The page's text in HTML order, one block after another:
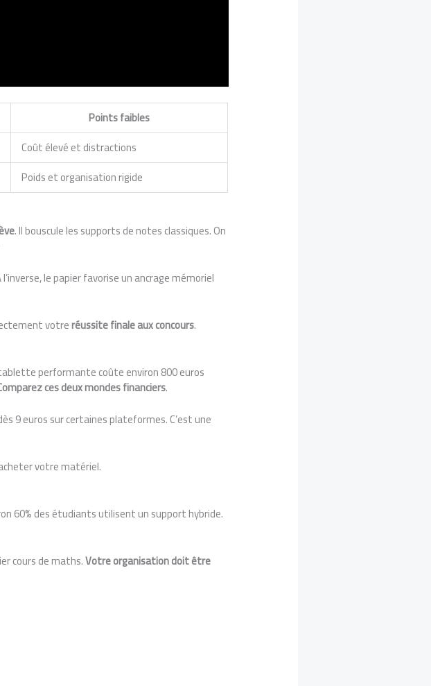
Points faibles
Coût élevé et distractions
Poids et organisation rigide
. Il bouscule les supports de notes classiques. On
l’inverse, le papier favorise un ancrage mémoriel
votreréussite finale aux concours.
performante coûte environ 800 euros
ces deux mondes financiers.
9 euros sur certaines plateformes. C’est une
votre matériel.
60% des étudiants utilisent un support hybride.
cours de maths.Votre organisation doit être